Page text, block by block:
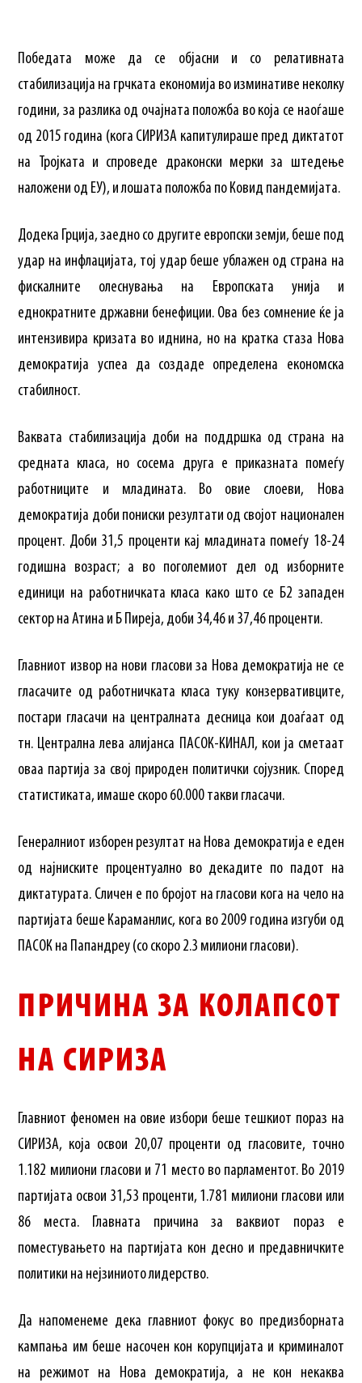
Победата може да се објасни и со релативната
стабилизација на грчката економија во изминативе неколку
години, за разлика од очајната положба во која се наоѓаше
од 2015 година (кога СИРИЗА капитулираше пред диктатот
на Тројката и спроведе драконски мерки за штедење
наложени од ЕУ), и лошата положба по Ковид пандемијата.
Додека Грција, заедно со другите европски земји, беше под
удар на инфлацијата, тој удар беше ублажен од страна на
фискалните олеснувања на Европската унија и
еднократните државни бенефиции. Ова без сомнение ќе ја
интензивира кризата во иднина, но на кратка стаза Нова
демократија успеа да создаде определена економска
стабилност.
Ваквата стабилизација доби на поддршка од страна на
средната класа, но сосема друга е приказната помеѓу
работниците и младината. Во овие слоеви, Нова
демократија доби пониски резултати од својот национален
процент. Доби 31,5 проценти кај младината помеѓу 18-24
годишна возраст; а во поголемиот дел од изборните
единици на работничката класа како што се Б2 западен
сектор на Атина и Б Пиреја, доби 34,46 и 37,46 проценти.
Главниот извор на нови гласови за Нова демократија не се
гласачите од работничката класа туку конзервативците,
постари гласачи на централната десница кои доаѓаат од
тн. Централна лева алијанса ПАСОК-КИНАЛ, кои ја сметаат
оваа партија за свој природен политички сојузник. Според
статистиката, имаше скоро 60.000 такви гласачи.
Генералниот изборен резултат на Нова демократија е еден
од најниските процентуално во декадите по падот на
диктатурата. Сличен е по бројот на гласови кога на чело на
партијата беше Караманлис, кога во 2009 година изгуби од
ПАСОК на Папандреу (со скоро 2.3 милиони гласови).
ПРИЧИНА ЗА КОЛАПСОТ
НА СИРИЗА
Главниот феномен на овие избори беше тешкиот пораз на
СИРИЗА, која освои 20,07 проценти од гласовите, точно
1.182 милиони гласови и 71 место во парламентот. Во 2019
партијата освои 31,53 проценти, 1.781 милиони гласови или
86 места. Главната причина за ваквиот пораз е
поместувањето на партијата кон десно и предавничките
политики на нејзиниото лидерство.
Да напоменеме дека главниот фокус во предизборната
кампања им беше насочен кон корупцијата и криминалот
на режимот на Нова демократија, а не кон некаква